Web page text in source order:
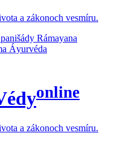
a zákonoch vesmíru.
Rámayana
Áyurvéda
online
a zákonoch vesmíru.